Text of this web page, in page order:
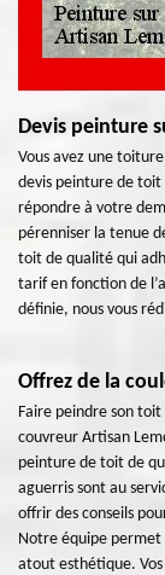
Devis peinture
Vous avez une
devis peinture de toit
répondre à votre
pérenniser la tenue
toit de qualité qui
tarif en fonction de
définie, nous vous
Offrez de la
Faire peindre son
couvreur Artisan
peinture de toit de
aguerris sont au
offrir des conseils
Notre équipe permet
atout esthétique.